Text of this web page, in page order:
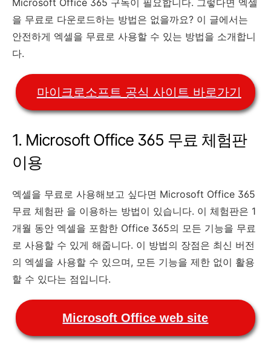
Microsoft Office 365 구독이 필요합니다. 그렇다면 엑셀
을 무료로 다운로드하는 방법은 없을까요? 이 글에서는
안전하게 엑셀을 무료로 사용할 수 있는 방법을 소개합니
다.
마이크로소프트 공식 사이트 바로가기
1. Microsoft Office 365 무료 체험판
이용
엑셀을 무료로 사용해보고 싶다면 Microsoft Office 365
무료 체험판 을 이용하는 방법이 있습니다. 이 체험판은 1
개월 동안 엑셀을 포함한 Office 365의 모든 기능을 무료
로 사용할 수 있게 해줍니다. 이 방법의 장점은 최신 버전
의 엑셀을 사용할 수 있으며, 모든 기능을 제한 없이 활용
할 수 있다는 점입니다.
Microsoft Office web site